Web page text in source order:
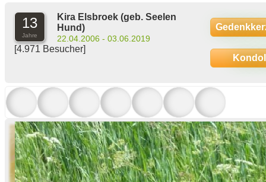
13
Jahre
Kira Elsbroek (geb. Seelen
Hund)
22.04.2006 - 03.06.2019
[4.971 Besucher]